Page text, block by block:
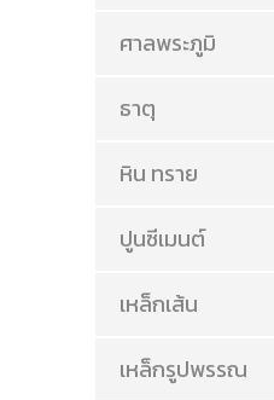
ศาลพระภูมิ
ธาตุ
หิน ทราย
ปูนซีเมนต์
เหล็กเส้น
เหล็กรูปพรรณ